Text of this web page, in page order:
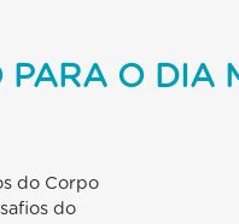
PARA O DIA
do Corpo
do